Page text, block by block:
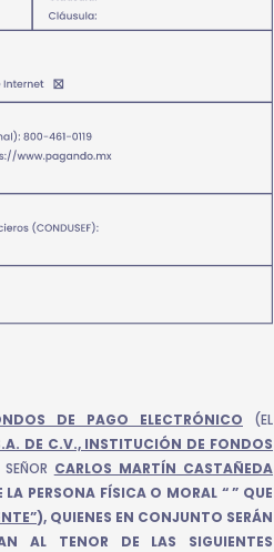
DE PAGO ELECTRÓNICO (EL
DE C.V., INSTITUCIÓN DE FONDOS
CARLOS MARTÍN CASTAÑEDA
PERSONA FÍSICA O MORAL “ ” QUE
), QUIENES EN CONJUNTO SERÁN
AL TENOR DE LAS SIGUIENTES